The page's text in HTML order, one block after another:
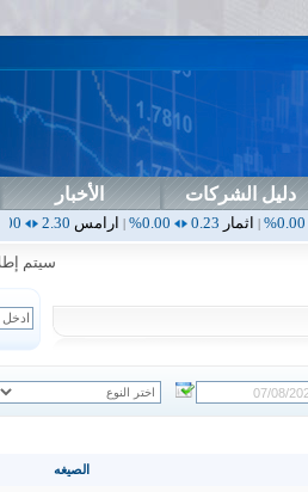
دليل الشركات الأخبار
0.00%
|ارامس2.30
0.00%
|اربيل
سيتم
الصيغه